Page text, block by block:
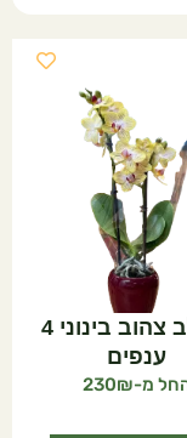
סחלב צהוב בינוני 4
ענפים
230